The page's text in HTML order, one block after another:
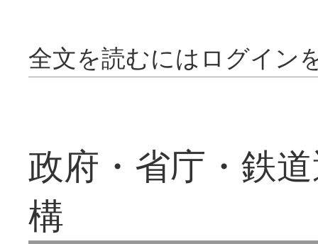
全文を読むにはログイン
政府・省庁・鉄
構